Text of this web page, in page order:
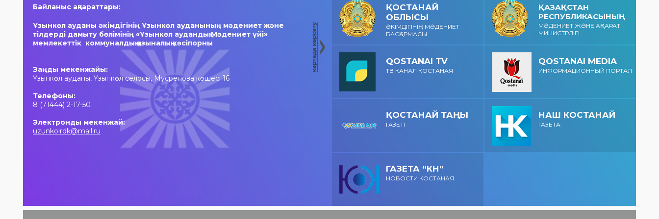
QOSTANAI TAŃY:
Қала күніне
дайындық
пысықталды
қойылымдар мен
көңіл күй күтеді!
Байланыс ақпараттары:
Ұзынкөл ауданы әкімдігінің Ұзынкөл ауданының мәдениет және
тілдерді дамыту бөлімінің «Ұзынкөл аудандық Мәдениет үйі»
мемлекеттік коммуналдық қазыналық кәсіпорны
Заңды мекенжайы:
Ұзынкөл ауданы, Ұзынкөл селосы, Мусрепова көшесі 16
Телефоны:
8 (71444) 2-17-50
Электронды мекенжай:
uzunkolrdk@mail.ru
ҚОСТАНАЙ
ОБЛЫСЫ
ӘКІМДІГІНІҢ МӘДЕНИЕТ
БАСҚАРМАСЫ
ҚАЗАҚСТАН
РЕСПУБЛИКАСЫНЫҢ
МӘДЕНИЕТ ЖӘНЕ АҚПАРАТ
МИНИСТРЛІГІ
QOSTANAI TV
ТВ КАНАЛ КОСТАНАЯ
QOSTANAI MEDIA
ИНФОРМАЦИОННЫЙ ПОРТАЛ
ҚОСТАНАЙ ТАҢЫ
ГАЗЕТІ
НАШ КОСТАНАЙ
ГАЗЕТА
ГАЗЕТА “КН”
НОВОСТИ КОСТАНАЯ